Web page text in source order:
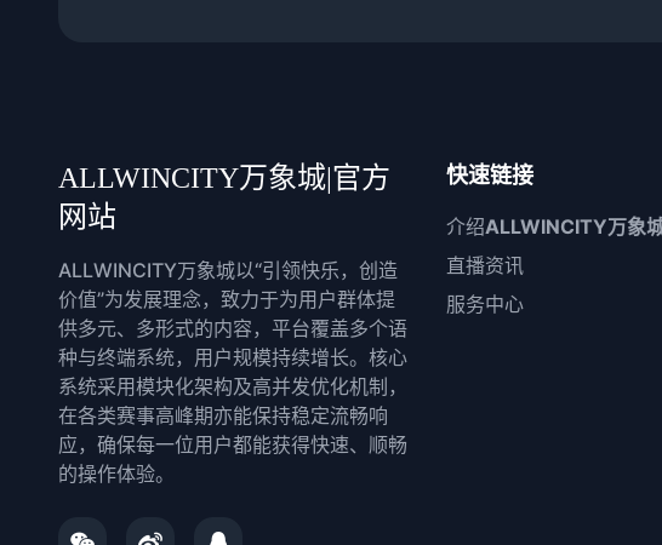
ALLWINCITY万象城|官方
网站
ALLWINCITY万象城以“引领快乐，创造
价值”为发展理念，致力于为用户群体提
供多元、多形式的内容，平台覆盖多个语
种与终端系统，用户规模持续增长。核心
系统采用模块化架构及高并发优化机制，
在各类赛事高峰期亦能保持稳定流畅响
应，确保每一位用户都能获得快速、顺畅
的操作体验。
快速链接
介绍ALLWINCITY万象
直播资讯
服务中心